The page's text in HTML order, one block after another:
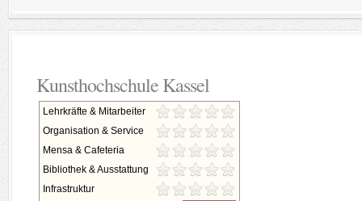
Kunsthochschule Kassel
Lehrkräfte & Mitarbeiter
Organisation & Service
Mensa & Cafeteria
Bibliothek & Ausstattung
Infrastruktur